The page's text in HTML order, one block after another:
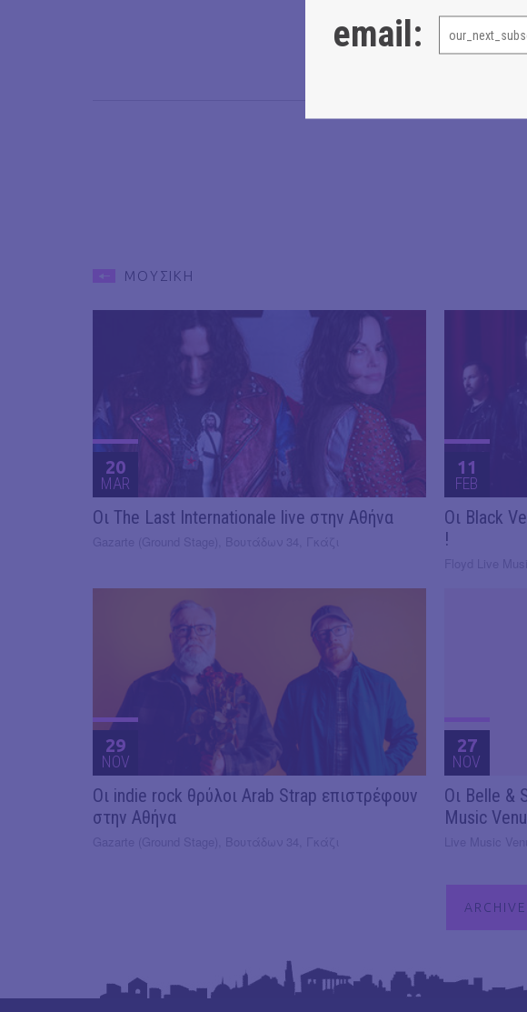
της συναυλίας.
Photo by Komarov Egor
ΜΟΥΣΙΚΗ
20
MAR
Οι The Last Internationale live στην Αθήνα
11
FEB
Οι Black
!
29
NOV
Οι indie rock θρύλοι Arab Strap επιστρέφουν
στην Αθήνα
27
NOV
Οι Belle &
Music
email: